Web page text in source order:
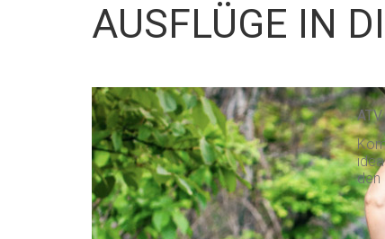
AUSFLÜGE IN
den